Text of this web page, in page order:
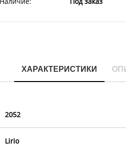
ХАРАКТЕРИСТИКИ
2052
Lirio